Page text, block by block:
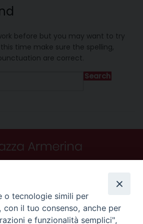
before but you may want to try
time make sure the spelling,
are correct.
Search
o tecnologie simili per
con il tuo consenso, anche per
e funzionalità semplici",